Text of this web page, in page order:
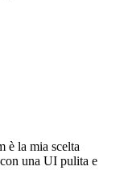
è la mia scelta
una UI pulita e